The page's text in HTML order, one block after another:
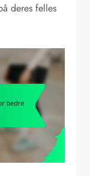
deres felles